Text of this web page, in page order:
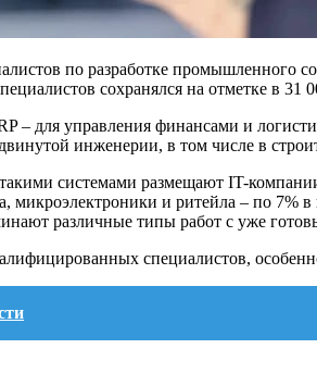
по разработке промышленного
сохранялся на отметке в 31
– для управления финансами и
инженерии, в том числе в
системами размещают IT-
микроэлектроники и ритейла – по
различные типы работ с уже
специалистов,